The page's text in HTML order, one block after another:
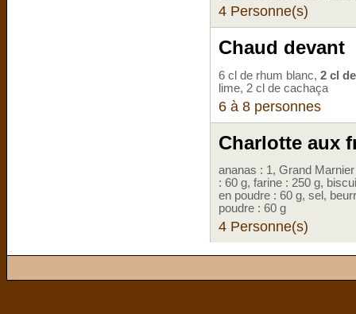
4 Personne(s)
Chaud devant
6 cl de rhum blanc, 2 cl
lime, 2 cl de cachaça
6 à 8 personnes
Charlotte aux
ananas : 1, Grand
: 60 g, farine : 250 g,
en poudre : 60 g, sel,
poudre : 60 g
4 Personne(s)